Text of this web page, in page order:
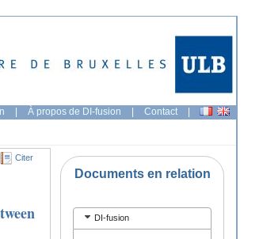
| À propos de DI-fusion | Contact |
Citer
Documents en relation
DI-fusion